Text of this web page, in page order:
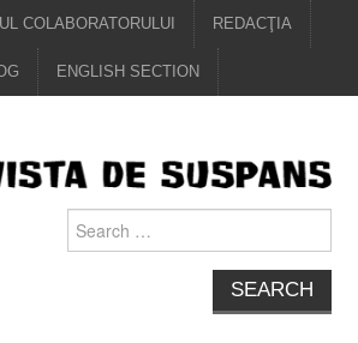
COLABORATORULUI REDACŢIA
ENGLISH SECTION
for: